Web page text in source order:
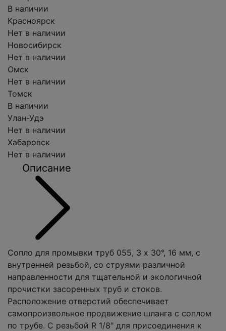
В наличии
Красноярск
Нет в наличии
Новосибирск
Нет в наличии
Омск
Нет в наличии
Томск
В наличии
Улан-Удэ
Нет в наличии
Хабаровск
Нет в наличии
Описание
Сопло для промывки труб 055, 3 x 30°, 16 мм, с
внутренней резьбой, со струями различной
направленности для тщательной и экологичной
прочистки засоренных труб и стоков.
Расположение отверстий обеспечивает
самопроизвольное продвижение шланга с соплом
по трубе. С резьбой R 1/8" для присоединения к